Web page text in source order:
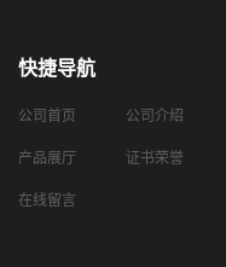
快捷导航
公司首页 公司介绍
产品展厅 证书荣誉
在线留言